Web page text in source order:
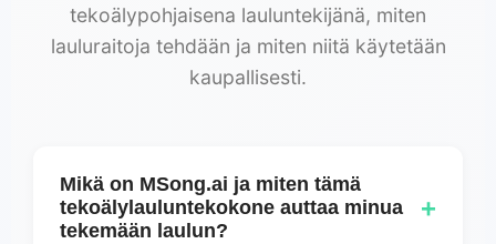
tekoälypohjaisena lauluntekijänä, miten
lauluraitoja tehdään ja miten niitä käytetään
kaupallisesti.
Mikä on MSong.ai ja miten tämä
tekoälylauluntekokone auttaa minua
tekemään laulun?
+